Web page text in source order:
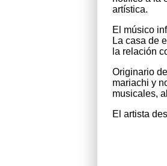
artística.
El músico
La casa de
la relación
Originario
mariachi y
musicales,
El artista